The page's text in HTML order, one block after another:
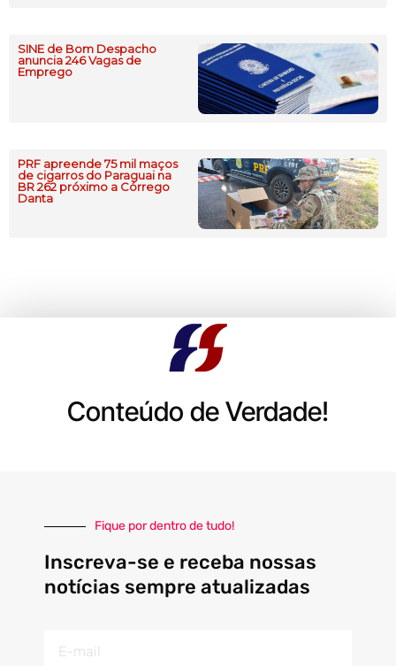
SINE de Bom Despacho
anuncia 246 Vagas de
Emprego
PRF apreende 75 mil maços
de cigarros do Paraguai na
BR 262 próximo a Córrego
Danta
Conteúdo de Verdade!
Fique por dentro de tudo!
Inscreva-se e receba nossas
notícias sempre atualizadas
mail